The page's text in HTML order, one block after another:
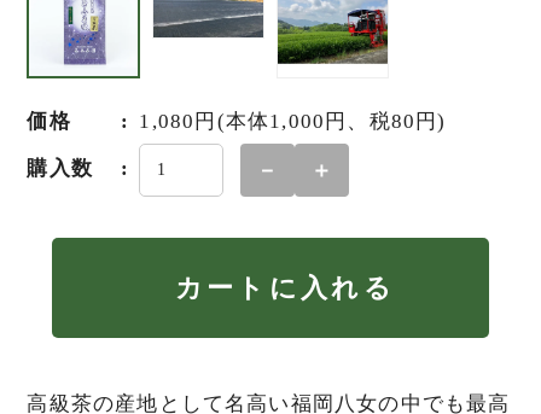
価格 1,080円(本体1,000円、税80円)
購入数 － ＋
カートに入れる
高級茶の産地として名高い福岡八女の中でも最高